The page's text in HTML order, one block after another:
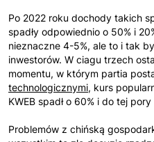
Po 2022 roku dochody takich
spadły odpowiednio o 50% i
nieznaczne 4-5%, ale to i tak
inwestorów. W ciagu trzech
momentu, w którym partia
technologicznymi, kurs
KWEB spadł o 60% i do tej pory
Problemów z chińską